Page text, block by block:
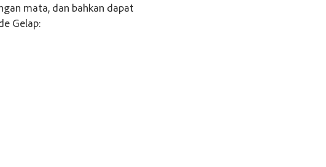
mata, dan bahkan dapat
Gelap: